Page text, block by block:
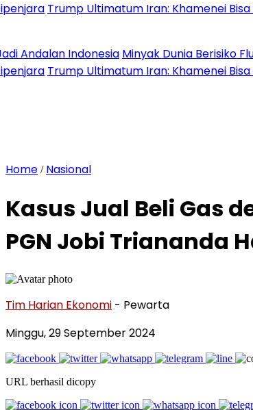
Trump Ultimatum Iran: Khamenei Bisa Kami
IndonesiaMinyak Dunia Berisiko
Trump Ultimatum Iran: Khamenei Bisa Kami
Home / Nasional
Kasus Jual Beli Gas
PGN Jobi Triananda
Tim Harian Ekonomi - Pewarta
Minggu, 29 September 2024
URL berhasil dicopy